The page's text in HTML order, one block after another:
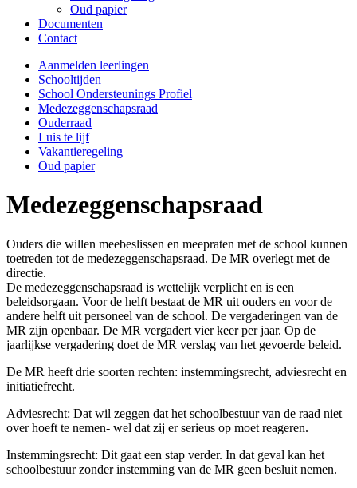
Oud papier
Documenten
Contact
Aanmelden leerlingen
Schooltijden
School Ondersteunings Profiel
Medezeggenschapsraad
Ouderraad
Luis te lijf
Vakantieregeling
Oud papier
Medezeggenschapsraad
Ouders die willen meebeslissen en meepraten met de school kunnen
toetreden tot de medezeggenschapsraad. De MR overlegt met de
directie.
De medezeggenschapsraad is wettelijk verplicht en is een
beleidsorgaan. Voor de helft bestaat de MR uit ouders en voor de
andere helft uit personeel van de school. De vergaderingen van de
MR zijn openbaar. De MR vergadert vier keer per jaar. Op de
jaarlijkse vergadering doet de MR verslag van het gevoerde beleid.
De MR heeft drie soorten rechten: instemmingsrecht, adviesrecht en
initiatiefrecht.
Adviesrecht: Dat wil zeggen dat het schoolbestuur van de raad niet
over hoeft te nemen- wel dat zij er serieus op moet reageren.
Instemmingsrecht: Dit gaat een stap verder. In dat geval kan het
schoolbestuur zonder instemming van de MR geen besluit nemen.